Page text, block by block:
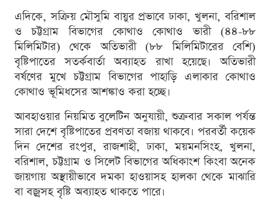
এদিকে, সক্রিয় মৌসুমি বায়ুর প্রভাবে ঢাকা, খুলনা, বরিশাল
ও চট্টগ্রাম বিভাগের কোথাও কোথাও ভারী (৪৪-৮৮
মিলিমিটার) থেকে অতিভারী (৮৮ মিলিমিটারের বেশি)
বৃষ্টিপাতের সতর্কবার্তা অব্যাহত রাখা হয়েছে। অতিভারী
বর্ষণের মুখে চট্টগ্রাম বিভাগের পাহাড়ি এলাকার কোথাও
কোথাও ভূমিধসের আশঙ্কাও করা হচ্ছে।
আবহাওয়ার নিয়মিত বুলেটিন অনুযায়ী, শুক্রবার সকাল পর্যন্ত
সারা দেশে বৃষ্টিপাতের প্রবণতা বজায় থাকবে। পরবর্তী কয়েক
দিন দেশের রংপুর, রাজশাহী, ঢাকা, ময়মনসিংহ, খুলনা,
বরিশাল, চট্টগ্রাম ও সিলেট বিভাগের অধিকাংশ কিংবা অনেক
জায়গায় অস্থায়ীভাবে দমকা হাওয়াসহ হালকা থেকে মাঝারি
বা বজ্রসহ বৃষ্টি অব্যাহত থাকতে পারে।